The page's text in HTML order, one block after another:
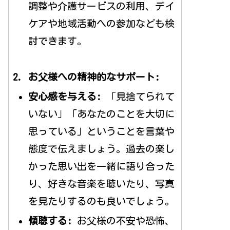
調整や介護サービスの利用、デイ
ケアや地域活動への参加なども検
討できます。
2. お父様への精神的なサポート:
安心感を与える: 「見捨てられて
いない」「あなたのことを大切に
思っている」ということを言葉や
態度で伝えましょう。過去の楽し
かった思い出を一緒に語り合った
り、好きな音楽を聴いたり、写真
を見たりするのも良いでしょう。
傾聴する: お父様の不安や恐怖、